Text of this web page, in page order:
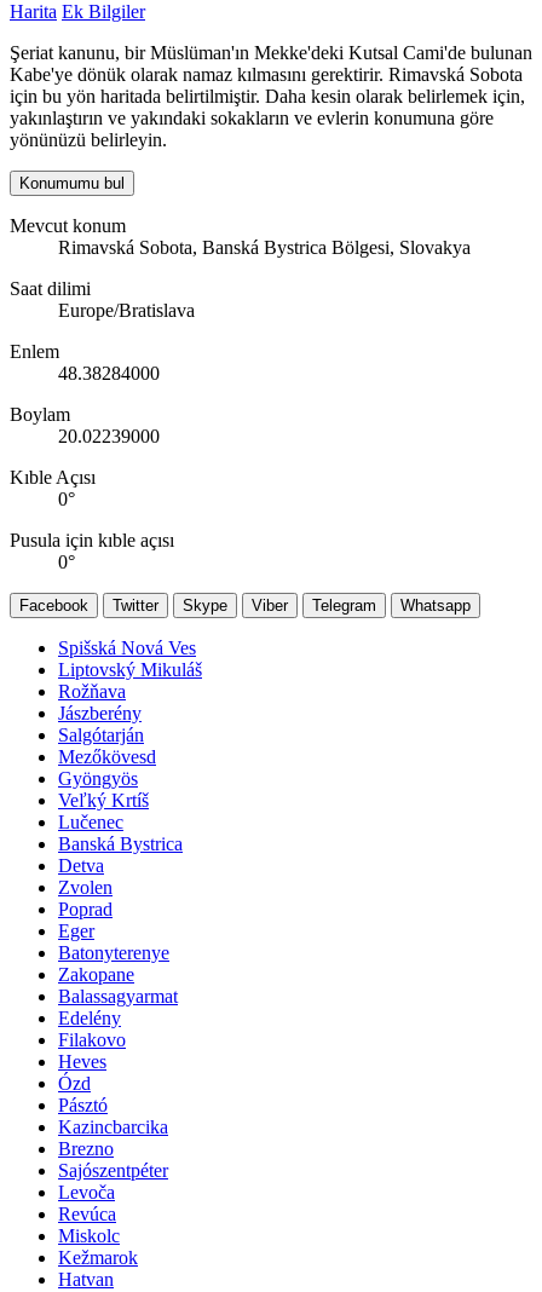
Harita Ek Bilgiler
Şeriat kanunu, bir Müslüman'ın Mekke'deki Kutsal Cami'de bulunan
Kabe'ye dönük olarak namaz kılmasını gerektirir. Rimavská Sobota
için bu yön haritada belirtilmiştir. Daha kesin olarak belirlemek için,
yakınlaştırın ve yakındaki sokakların ve evlerin konumuna göre
yönünüzü belirleyin.
Konumumu bul
Mevcut konum
Rimavská Sobota, Banská Bystrica Bölgesi, Slovakya
Saat dilimi
Europe/Bratislava
Enlem
48.38284000
Boylam
20.02239000
Kıble Açısı
0°
Pusula için kıble açısı
0°
Facebook Twitter Skype Viber Telegram Whatsapp
Spišská Nová Ves
Liptovský Mikuláš
Rožňava
Jászberény
Salgótarján
Mezőkövesd
Gyöngyös
Veľký Krtíš
Lučenec
Banská Bystrica
Detva
Zvolen
Poprad
Eger
Batonyterenye
Zakopane
Balassagyarmat
Edelény
Filakovo
Heves
Ózd
Pásztó
Kazincbarcika
Brezno
Sajószentpéter
Levoča
Revúca
Miskolc
Kežmarok
Hatvan